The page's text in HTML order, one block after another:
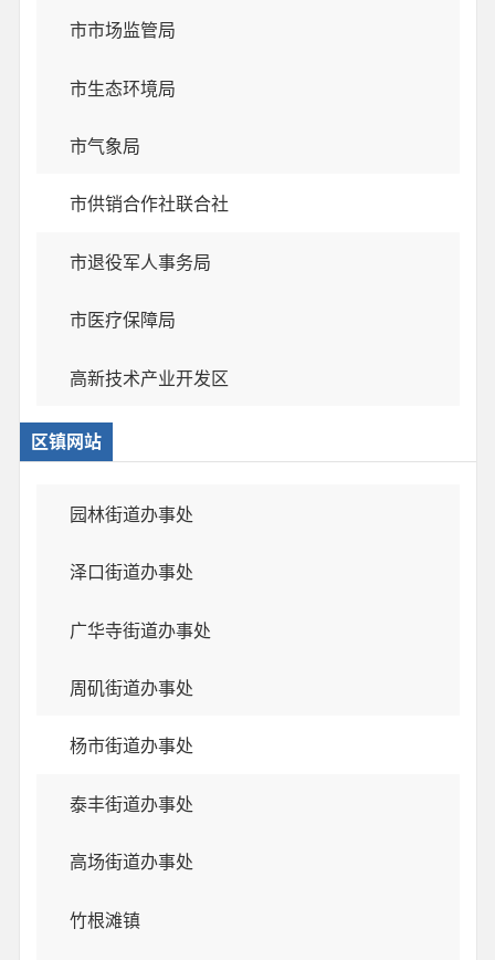
市市场监管局
市生态环境局
市气象局
市供销合作社联合社
市退役军人事务局
市医疗保障局
高新技术产业开发区
区镇网站
园林街道办事处
泽口街道办事处
广华寺街道办事处
周矶街道办事处
杨市街道办事处
泰丰街道办事处
高场街道办事处
竹根滩镇